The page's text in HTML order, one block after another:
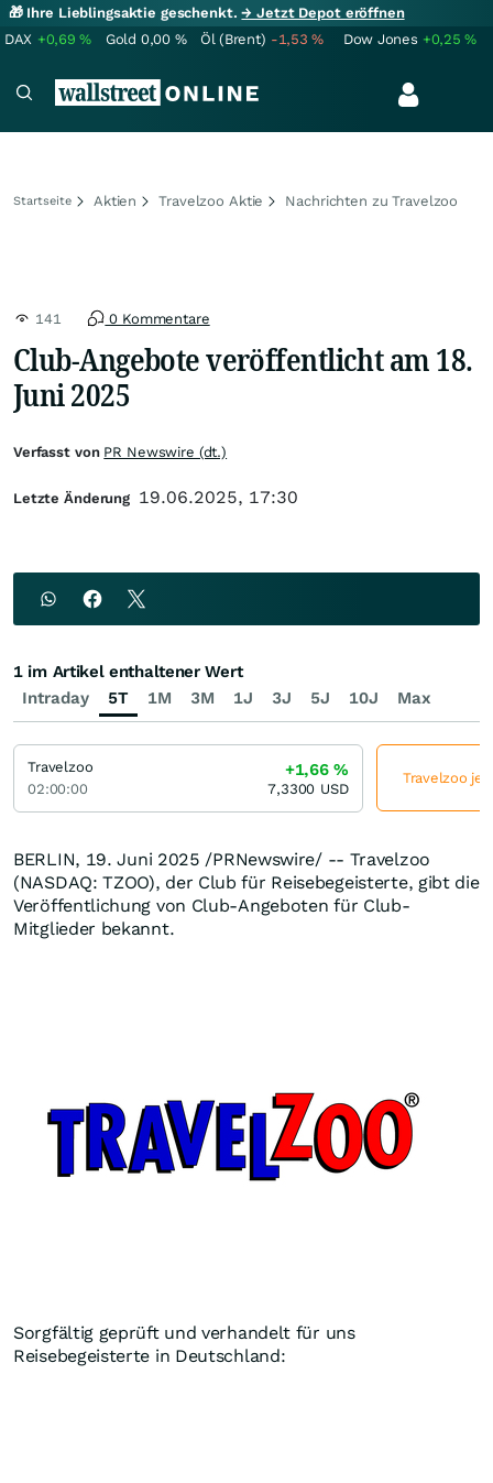
🎁 Ihre Lieblingsaktie geschenkt.→ Jetzt Depot eröffnen
DAX +0,69% Gold 0,00 % Öl (Brent) -1,53% Dow Jones +0,25%
Startseite Aktien Travelzoo Aktie Nachrichten zu Travelzoo
141 0 Kommentare
Club-Angebote veröffentlicht am 18.
Juni 2025
BERLIN, 19. Juni 2025 /PRNewswire/ -- Travelzoo
(NASDAQ: TZOO), der Club für Reisebegeisterte, gibt die
Veröffentlichung von Club-Angeboten für Club-
Mitglieder bekannt.
Sorgfältig geprüft und verhandelt für uns
Reisebegeisterte in Deutschland:
Verfasst von PR Newswire (dt.)
Letzte Änderung 19.06.2025, 17:30
Intraday 5T 1M 3M 1J 3J 5J 10J Max
1 im Artikel enthaltener Wert
Travelzoo
02:00:00
+1,66%
7,3300 USD
Travelzoo